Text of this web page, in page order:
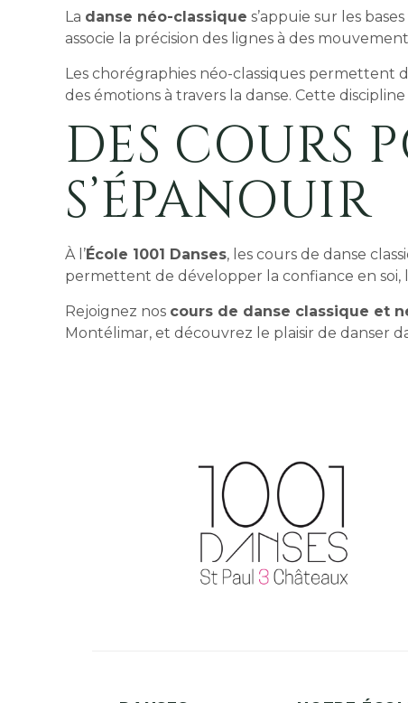
La danse néo-classique s’appuie sur les
associe la précision des lignes à des
Les chorégraphies néo-classiques permettent
des émotions à travers la danse. Cette
DES COURS
S’ÉPANOUIR
À l’École 1001 Danses, les cours de danse
permettent de développer la confiance en soi,
Rejoignez nos cours de danse classique et
Montélimar, et découvrez le plaisir de danser